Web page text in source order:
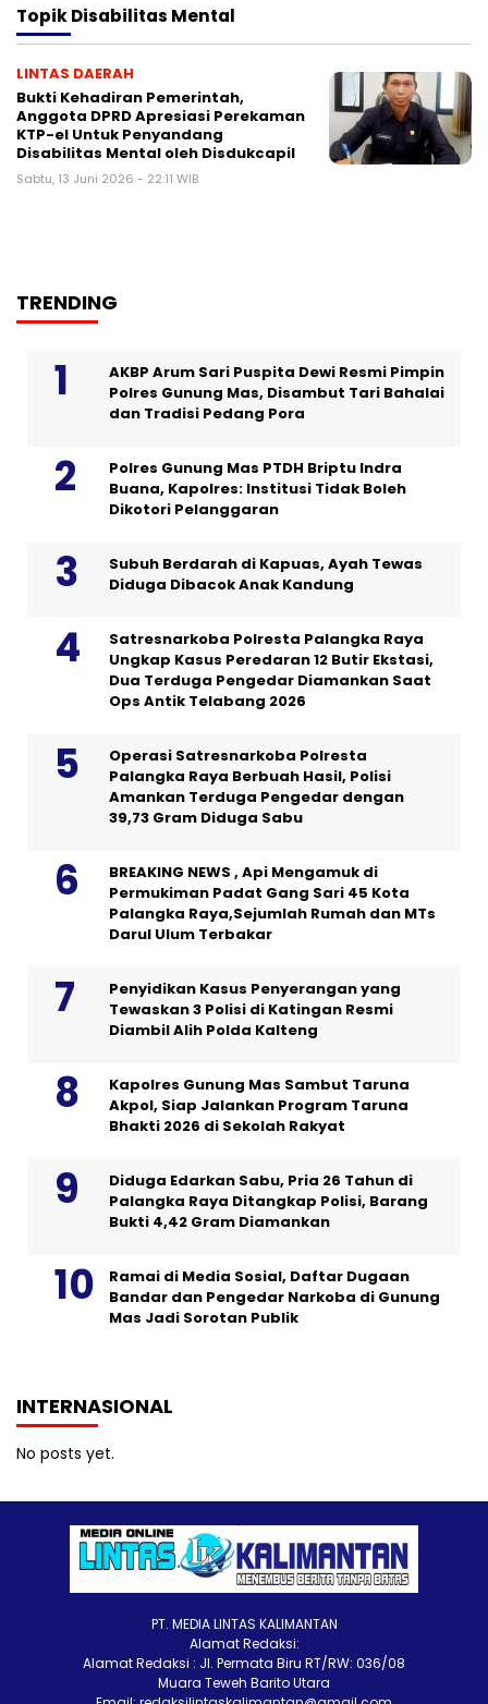
TopikDisabilitas Mental
LINTAS DAERAH
Bukti Kehadiran Pemerintah,
Anggota DPRD Apresiasi Perekaman
KTP-el Untuk Penyandang
Disabilitas Mental oleh Disdukcapil
Sabtu, 13 Juni 2026 - 22:11 WIB
TRENDING
AKBP Arum Sari Puspita Dewi Resmi Pimpin
Polres Gunung Mas, Disambut Tari Bahalai
dan Tradisi Pedang Pora
Polres Gunung Mas PTDH Briptu Indra
Buana, Kapolres: Institusi Tidak Boleh
Dikotori Pelanggaran
Subuh Berdarah di Kapuas, Ayah Tewas
Diduga Dibacok Anak Kandung
Satresnarkoba Polresta Palangka Raya
Ungkap Kasus Peredaran 12 Butir Ekstasi,
Dua Terduga Pengedar Diamankan Saat
Ops Antik Telabang 2026
Operasi Satresnarkoba Polresta
Palangka Raya Berbuah Hasil, Polisi
Amankan Terduga Pengedar dengan
39,73 Gram Diduga Sabu
BREAKING NEWS , Api Mengamuk di
Permukiman Padat Gang Sari 45 Kota
Palangka Raya,Sejumlah Rumah dan MTs
Darul Ulum Terbakar
Penyidikan Kasus Penyerangan yang
Tewaskan 3 Polisi di Katingan Resmi
Diambil Alih Polda Kalteng
Kapolres Gunung Mas Sambut Taruna
Akpol, Siap Jalankan Program Taruna
Bhakti 2026 di Sekolah Rakyat
Diduga Edarkan Sabu, Pria 26 Tahun di
Palangka Raya Ditangkap Polisi, Barang
Bukti 4,42 Gram Diamankan
Ramai di Media Sosial, Daftar Dugaan
Bandar dan Pengedar Narkoba di Gunung
Mas Jadi Sorotan Publik
INTERNASIONAL
No posts yet.
PT. MEDIA LINTAS KALIMANTAN
Alamat Redaksi:
Alamat Redaksi : Jl. Permata Biru RT/RW: 036/08
Muara Teweh Barito Utara